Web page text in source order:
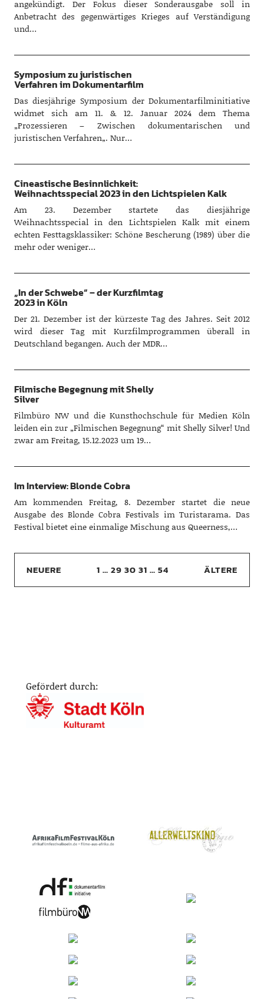
angekündigt. Der Fokus dieser Sonderausgabe soll in
Anbetracht des gegenwärtiges Krieges auf Verständigung
und…
Symposium zu juristischen
Verfahren im Dokumentarfilm
Das diesjährige Symposium der Dokumentarfilminitiative
widmet sich am 11. & 12. Januar 2024 dem Thema
„Prozessieren – Zwischen dokumentarischen und
juristischen Verfahren„. Nur…
Cineastische Besinnlichkeit:
Weihnachtsspecial 2023 in den Lichtspielen Kalk
Am 23. Dezember startete das diesjährige
Weihnachtsspecial in den Lichtspielen Kalk mit einem
echten Festtagsklassiker: Schöne Bescherung (1989) über die
mehr oder weniger…
„In der Schwebe“ – der Kurzfilmtag
2023 in Köln
Der 21. Dezember ist der kürzeste Tag des Jahres. Seit 2012
wird dieser Tag mit Kurzfilmprogrammen überall in
Deutschland begangen. Auch der MDR…
Filmische Begegnung mit Shelly
Silver
Filmbüro NW und die Kunsthochschule für Medien Köln
leiden ein zur „Filmischen Begegnung“ mit Shelly Silver! Und
zwar am Freitag, 15.12.2023 um 19…
Im Interview: Blonde Cobra
Am kommenden Freitag, 8. Dezember startet die neue
Ausgabe des Blonde Cobra Festivals im Turistarama. Das
Festival bietet eine einmalige Mischung aus Queerness,…
NEUERE 1 … 29 30 31 … 54 ÄLTERE
Gefördert durch: